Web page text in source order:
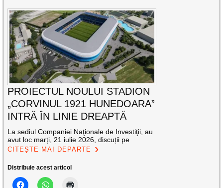
PROIECTUL NOULUI STADION
„CORVINUL 1921 HUNEDOARA”
INTRĂ ÎN LINIE DREAPTĂ
La sediul Companiei Naţionale de Investiţii, au
avut loc marți, 21 iulie 2026, discuții pe
CITEȘTE MAI DEPARTE
Distribuie acest articol